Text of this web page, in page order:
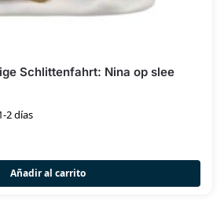
Schlittenfahrt: Nina op slee
2 días
Añadir al carrito